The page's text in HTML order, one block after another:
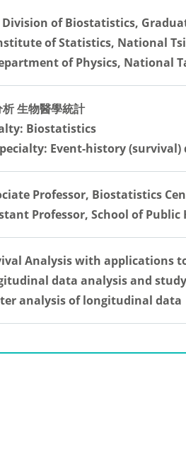
Division of Biostatistics,
of Statistics, National
of Physics, National
生物醫學統計
Biostatistics
Event-history
Professor, Biostatistics
Professor, School of Public
Analysis with applications
data analysis and
analysis of longitudinal data